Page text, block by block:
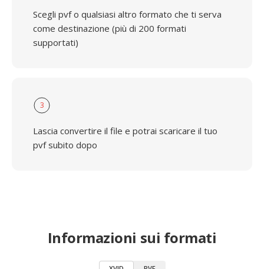
Scegli pvf o qualsiasi altro formato che ti serva
come destinazione (più di 200 formati
supportati)
3
Lascia convertire il file e potrai scaricare il tuo
pvf subito dopo
Informazioni sui formati